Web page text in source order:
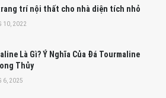
trí nội thất cho nhà diện tích nhỏ
10, 2022
Là Gì? Ý Nghĩa Của Đá Tourmaline
Thủy
6, 2025